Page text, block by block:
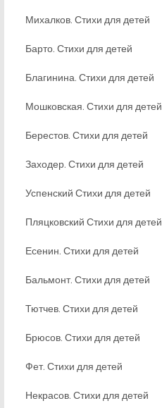
Михалков. Стихи для детей
Барто. Стихи для детей
Благинина. Стихи для детей
Мошковская. Стихи для детей
Берестов. Стихи для детей
Заходер. Стихи для детей
Успенский Стихи для детей
Пляцковский Стихи для детей
Есенин. Стихи для детей
Бальмонт. Стихи для детей
Тютчев. Стихи для детей
Брюсов. Стихи для детей
Фет. Стихи для детей
Некрасов. Стихи для детей